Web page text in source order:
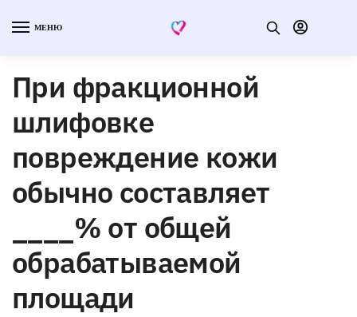
МЕНЮ
При фракционной
шлифовке
повреждение кожи
обычно составляет
____% от общей
обрабатываемой
площади